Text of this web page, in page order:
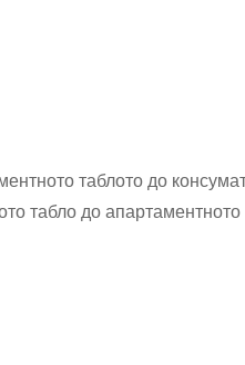
таблото до
табло до